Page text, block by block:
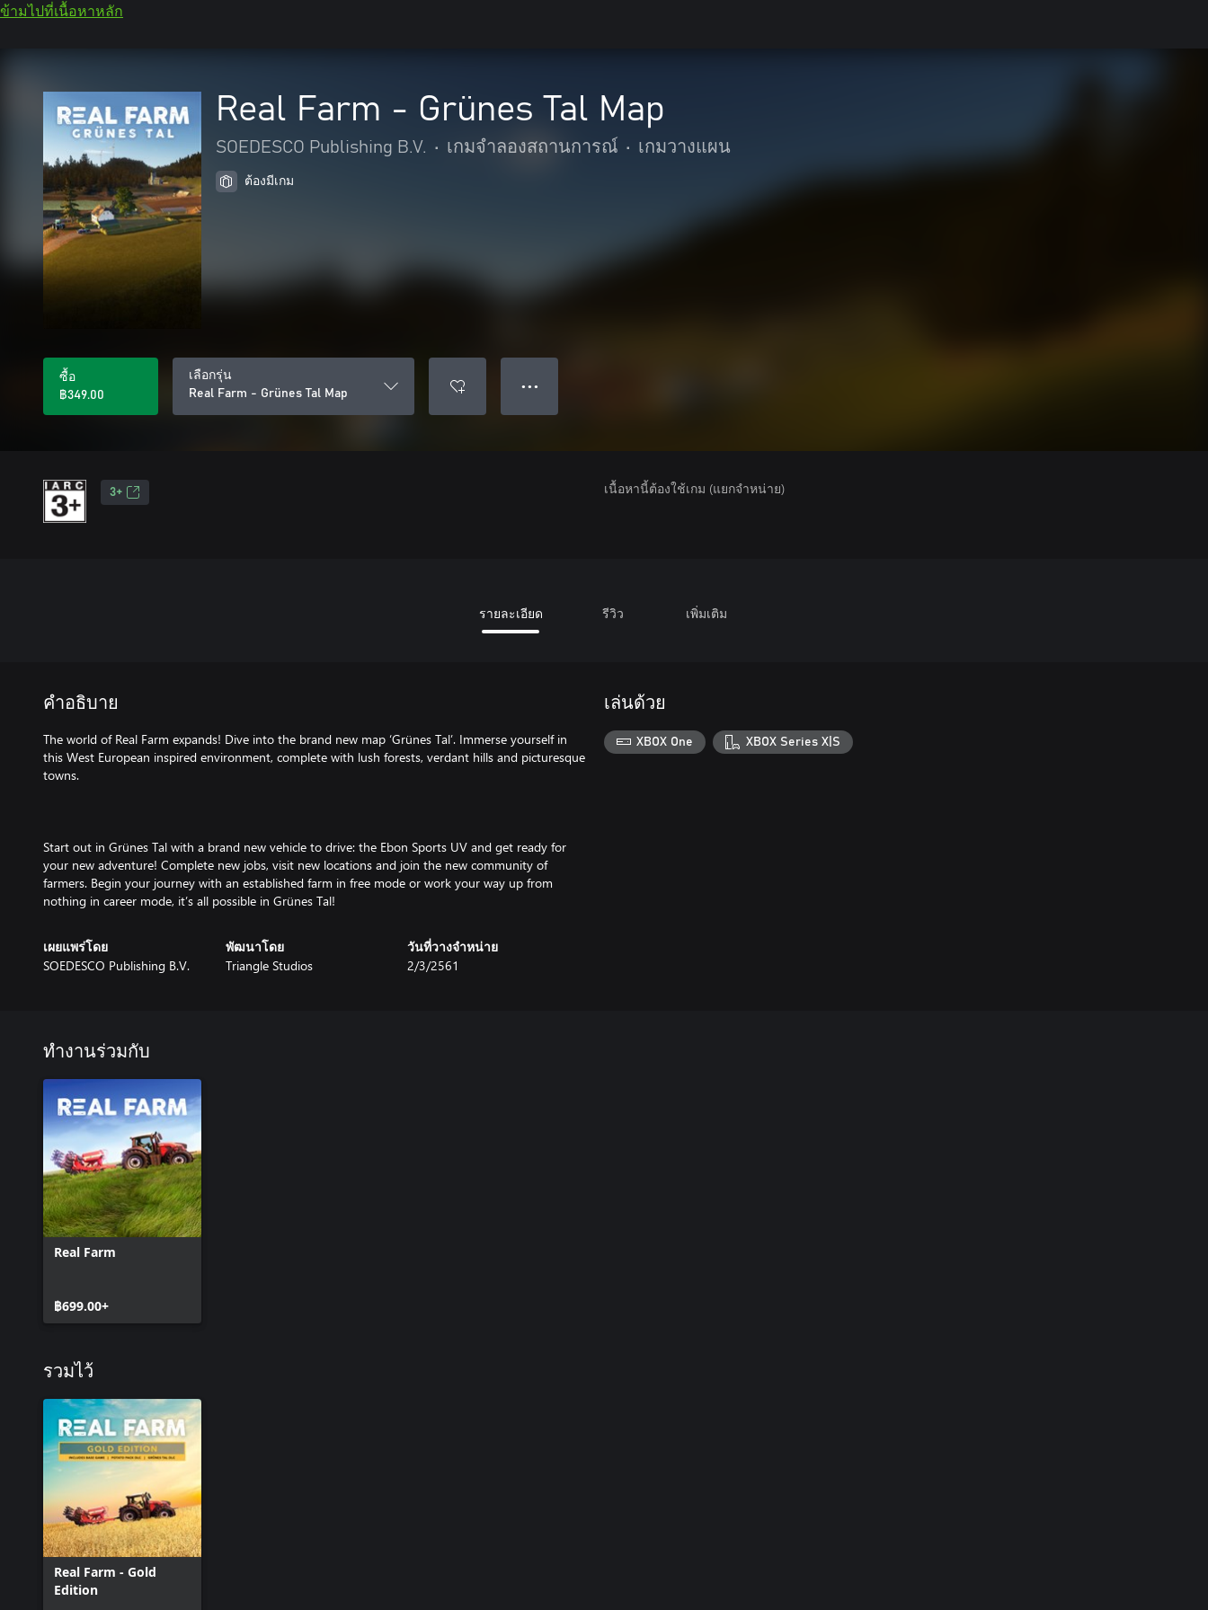
ข้ามไปที่เนื้อหาหลัก
Real Farm - Grünes Tal Map
SOEDESCO Publishing B.V. • เกมจำลองสถานการณ์ • เกมวางแผน
ต้องมีเกม
ซื้อ
฿349.00
เลือกรุ่น
Real Farm - Grünes Tal Map
● ● ●
3+ เนื้อหานี้ต้องใช้เกม (แยกจำหน่าย)
รายละเอียด รีวิว เพิ่มเติม
คำอธิบาย
The world of Real Farm expands! Dive into the brand new map ‘Grünes Tal’. Immerse yourself in
this West European inspired environment, complete with lush forests, verdant hills and picturesque
towns.
Start out in Grünes Tal with a brand new vehicle to drive: the Ebon Sports UV and get ready for
your new adventure! Complete new jobs, visit new locations and join the new community of
farmers. Begin your journey with an established farm in free mode or work your way up from
nothing in career mode, it’s all possible in Grünes Tal!
เผยแพร่โดย
SOEDESCO Publishing B.V.
พัฒนาโดย
Triangle Studios
วันที่วางจำหน่าย
2/3/2561
เล่นด้วย
XBOX One XBOX Series X|S
ทำงานร่วมกับ
Real Farm
฿699.00+
รวมไว้
Real Farm - Gold
Edition